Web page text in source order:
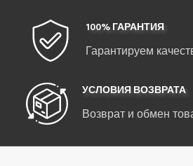
100% ГАРАНТИЯ
Гарантируем
УСЛОВИЯ ВОЗВРАТА
Возврат и обмен